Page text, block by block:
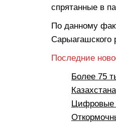
спрятанные в
По данному
Сарыагашского
Последние
Более 75
Казахстана
Цифровые